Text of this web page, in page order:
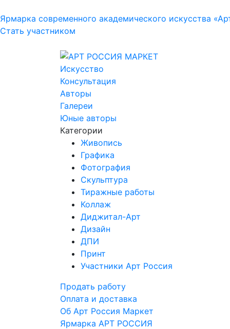
Ярмарка современного академического искусства
Стать участником
Искусство
Консультация
Авторы
Галереи
Юные авторы
Категории
Живопись
Графика
Фотография
Скульптура
Тиражные работы
Коллаж
Диджитал-Арт
Дизайн
ДПИ
Принт
Участники Арт Россия
Продать работу
Оплата и доставка
Об Арт Россия Маркет
Ярмарка АРТ РОССИЯ